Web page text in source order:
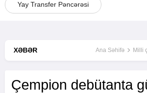
Yay Transfer Pəncərəsi
XƏBƏR Ana Səhifə Milli
Çempion debütanta